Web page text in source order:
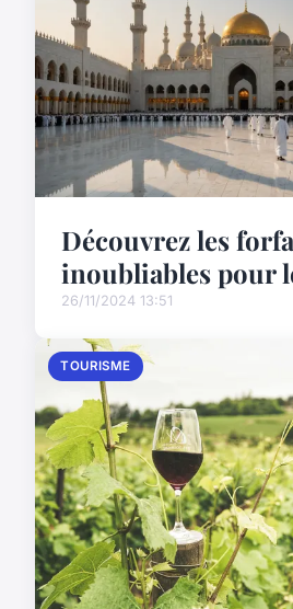
Découvrez les
inoubliables pour
26/11/2024 13:51
TOURISME